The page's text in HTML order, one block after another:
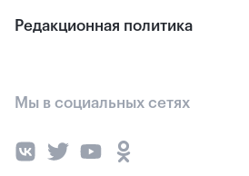
Редакционная политика
Мы в социальных сетях